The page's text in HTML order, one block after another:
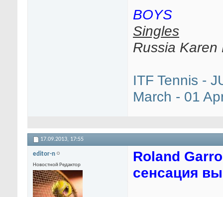
BOYS
Singles
Russia Karen
ITF Tennis -
March - 01
17.09.2013, 17:55
editor-n
Новостной Редактор
Roland
сенсация